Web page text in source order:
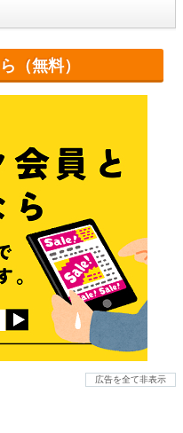
（無料）
広告を全て非表示